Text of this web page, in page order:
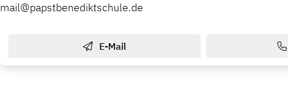
mail@papstbenediktschule.de
E-Mail